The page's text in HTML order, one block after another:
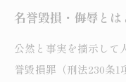
名誉毀損・侮辱と
公然と事実を摘示して
誉毀損罪（刑法230条